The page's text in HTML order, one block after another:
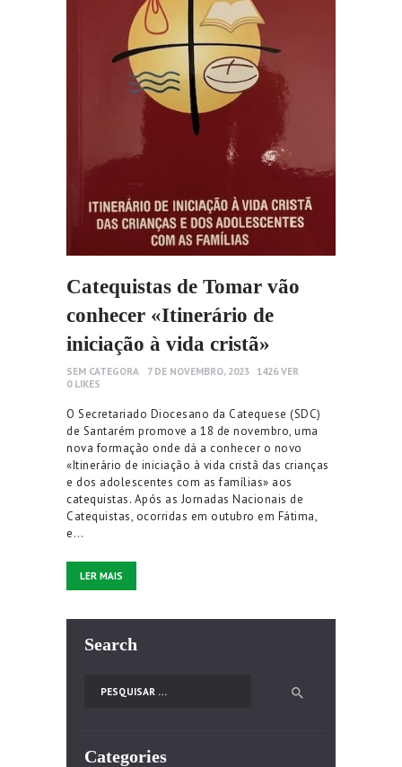
Catequistas de Tomar vão
conhecer «Itinerário de
iniciação à vida cristã»
SEM CATEGORA 7 DE NOVEMBRO, 2023 1426VER
0 LIKES
O Secretariado Diocesano da Catequese (SDC)
de Santarém promove a 18 de novembro, uma
nova formação onde dá a conhecer o novo
«Itinerário de iniciação à vida cristã das crianças
e dos adolescentes com as famílias» aos
catequistas. Após as Jornadas Nacionais de
Catequistas, ocorridas em outubro em Fátima,
e…
LER MAIS
Search
Categories